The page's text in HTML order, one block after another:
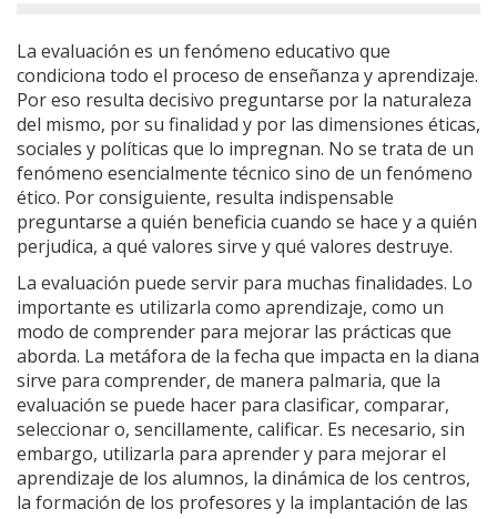
La evaluación es un fenómeno educativo que
condiciona todo el proceso de enseñanza y aprendizaje.
Por eso resulta decisivo preguntarse por la naturaleza
del mismo, por su finalidad y por las dimensiones éticas,
sociales y políticas que lo impregnan. No se trata de un
fenómeno esencialmente técnico sino de un fenómeno
ético. Por consiguiente, resulta indispensable
preguntarse a quién beneficia cuando se hace y a quién
perjudica, a qué valores sirve y qué valores destruye.
La evaluación puede servir para muchas finalidades. Lo
importante es utilizarla como aprendizaje, como un
modo de comprender para mejorar las prácticas que
aborda. La metáfora de la fecha que impacta en la diana
sirve para comprender, de manera palmaria, que la
evaluación se puede hacer para clasificar, comparar,
seleccionar o, sencillamente, calificar. Es necesario, sin
embargo, utilizarla para aprender y para mejorar el
aprendizaje de los alumnos, la dinámica de los centros,
la formación de los profesores y la implantación de las